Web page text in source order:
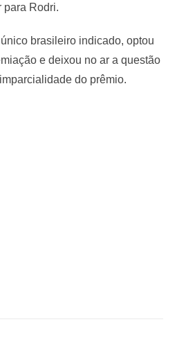
para Rodri.
brasileiro indicado, optou
e deixou no ar a questão
do prêmio.